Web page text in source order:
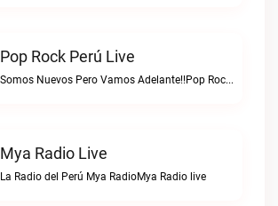
Pop Rock Perú Live
Somos Nuevos Pero Vamos Adelante!!Pop Rock Perú live
Mya Radio Live
La Radio del Perú Mya RadioMya Radio live